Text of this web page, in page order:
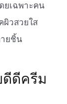
ยเฉพาะคน
ผิวสวยใส
ายชิ้น
ดีครีม